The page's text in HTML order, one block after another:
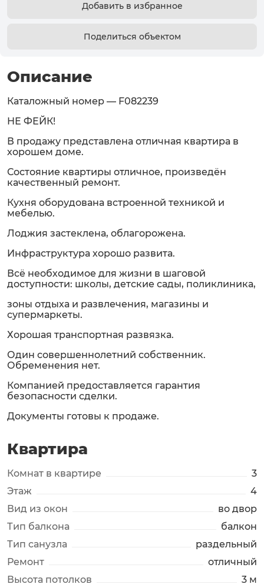
Добавить в избранное
Поделиться объектом
Описание
Каталожный номер — F082239
НЕ ФЕЙК!
В продажу представлена отличная квартира в
хорошем доме.
Состояние квартиры отличное, произведён
качественный ремонт.
Кухня оборудована встроенной техникой и
мебелью.
Лоджия застеклена, облагорожена.
Инфраструктура хорошо развита.
Всё необходимое для жизни в шаговой
доступности: школы, детские сады, поликлиника,
зоны отдыха и развлечения, магазины и
супермаркеты.
Хорошая транспортная развязка.
Один совершеннолетний собственник.
Обременения нет.
Компанией предоставляется гарантия
безопасности сделки.
Документы готовы к продаже.
Квартира
Комнат в квартире
3
Этаж
4
Вид из окон
во двор
Тип балкона
балкон
Тип санузла
раздельный
Ремонт
отличный
Высота потолков
3 м